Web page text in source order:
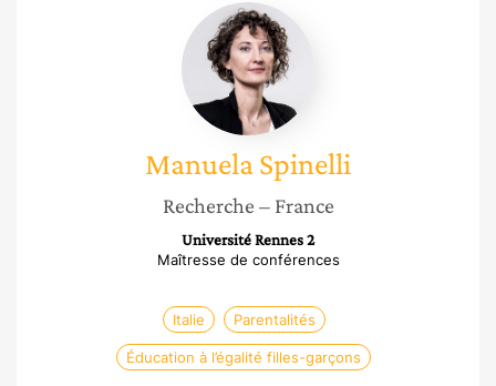
Manuela
Spinelli
ManuelaSpinelli
Recherche – France
Université Rennes 2
Maîtresse de conférences
Italie Parentalités
Éducation à l’égalité filles-garçons